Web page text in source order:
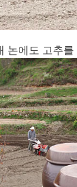
논에도 고추